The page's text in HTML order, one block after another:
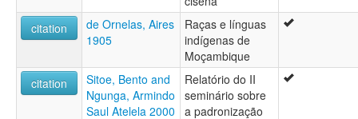
citation
de Ornelas, Aires
1905
Raças e línguas
indígenas de
Moçambique
citation
Sitoe, Bento and
Ngunga, Armindo
Saul Atelela 2000
Relatório do II
seminário sobre
a padronização